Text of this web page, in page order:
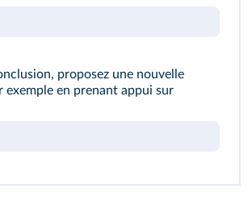
proposez une nouvelle
exemple en prenant appui sur